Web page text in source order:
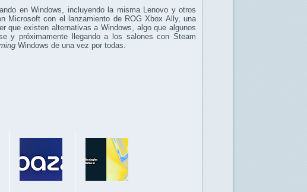
en Windows, incluyendo la misma Lenovo y otros
Microsoft con el lanzamiento de ROG Xbox Ally, una
que existen alternativas a Windows, algo que algunos
y próximamente llegando a los salones con Steam
Windows de una vez por todas.